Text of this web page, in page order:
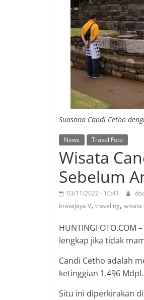
Suasana Candi Cetho
News Travel Foto
Wisata
Sebelum
03/11/2022 - 10:41
brawijaya V, traveling, wisata
lengkap jika tidak
Candi Cetho adalah
ketinggian 1.496 Mdpl.
Situ ini diperkirakan